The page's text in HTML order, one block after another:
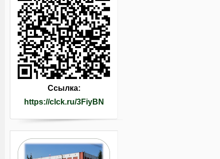
Ссылка:
https://clck.ru/3FiyBN